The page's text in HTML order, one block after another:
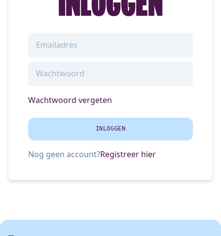
Wachtwoord vergeten
INLOGGEN
Nog geen account?Registreer hier